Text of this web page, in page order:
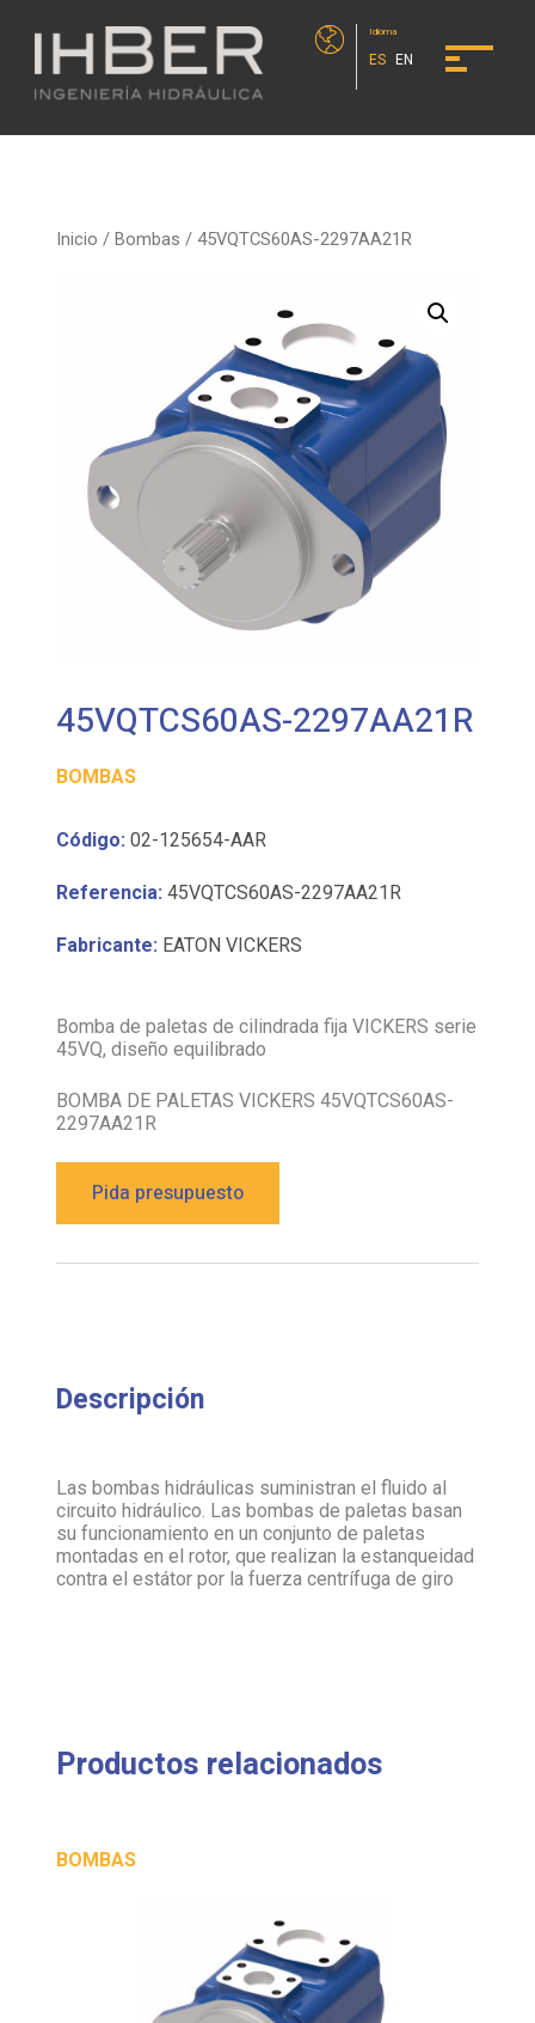
Idioma
ES EN
Inicio /Bombas / 45VQTCS60AS-2297AA21R
45VQTCS60AS-2297AA21R
BOMBAS
Código: 02-125654-AAR
Referencia: 45VQTCS60AS-2297AA21R
Fabricante: EATON VICKERS
Bomba de paletas de cilindrada fija VICKERS serie
45VQ, diseño equilibrado
BOMBA DE PALETAS VICKERS 45VQTCS60AS-
2297AA21R
Pida presupuesto
Descripción
Las bombas hidráulicas suministran el fluido al
circuito hidráulico. Las bombas de paletas basan
su funcionamiento en un conjunto de paletas
montadas en el rotor, que realizan la estanqueidad
contra el estátor por la fuerza centrífuga de giro
Productos relacionados
BOMBAS